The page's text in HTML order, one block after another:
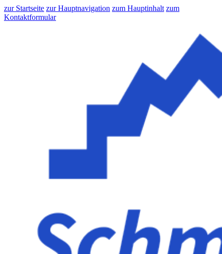
zur Startseite zur Hauptnavigation zum Hauptinhalt zum
Kontaktformular